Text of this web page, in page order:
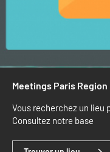
Meetings Paris Region
Vous recherchez un lieu
Consultez notre base